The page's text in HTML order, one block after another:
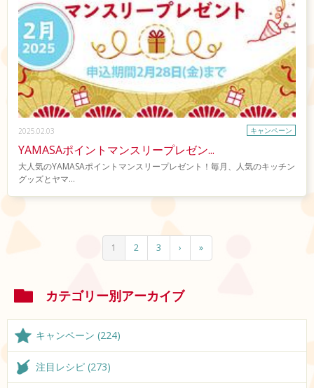
2025.02.03 キャンペーン
YAMASAポイントマンスリープレゼン...
大人気のYAMASAポイントマンスリープレゼント！毎月、人気のキッチン
グッズとヤマ...
1 2 3 › »
カテゴリー別アーカイブ
キャンペーン (224)
注目レシピ (273)